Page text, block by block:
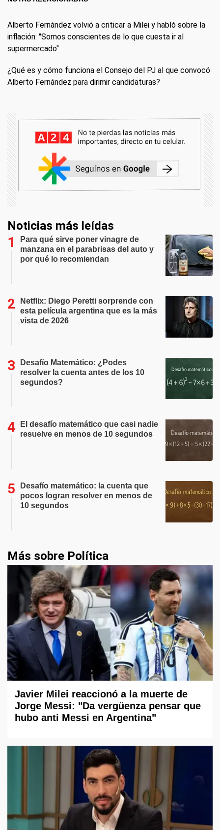
Alberto Fernández volvió a criticar a Milei y habló sobre la
inflación: "Somos conscientes de lo que cuesta ir al
supermercado"
¿Qué es y cómo funciona el Consejo del PJ al que convocó
Alberto Fernández para dirimir candidaturas?
Noticias más leídas
Para qué sirve poner vinagre de
manzana en el parabrisas del auto y
por qué lo recomiendan
Netflix: Diego Peretti sorprende con
esta película argentina que es la más
vista de 2026
Desafío Matemático: ¿Podes
resolver la cuenta antes de los 10
segundos?
El desafío matemático que casi nadie
resuelve en menos de 10 segundos
Desafío matemático: la cuenta que
pocos logran resolver en menos de
10 segundos
Más sobre Política
Javier Milei reaccionó a la muerte de
Jorge Messi: "Da vergüenza pensar que
hubo anti Messi en Argentina"